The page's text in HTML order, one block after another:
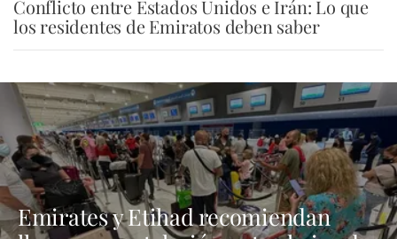
Conflicto entre Estados Unidos e Irán: Lo que
los residentes de Emiratos deben saber
Emirates y Etihad recomiendan